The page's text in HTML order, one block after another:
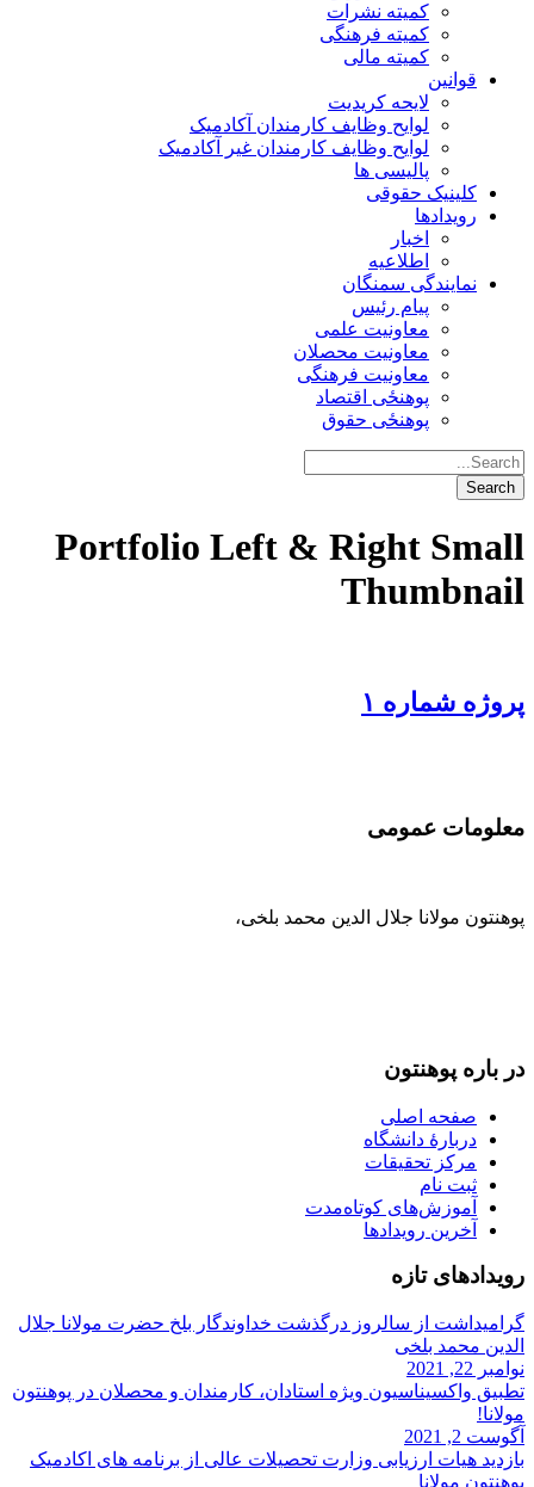
کمیته نشرات
کمیته فرهنگی
کمیته مالی
قوانین
لایحه کریدیت
لوایح وظایف کارمندان آکادمیک
لوایح وظایف کارمندان غیر آکادمیک
پالیسی ها
کلینیک حقوقی
رویدادها
اخبار
اطلاعیه
نمایندگی سمنگان
پیام رئیس
معاونیت علمی
معاونیت محصلان
معاونیت فرهنگی
پوهنځی اقتصاد
پوهنځی حقوق
Portfolio Left & Right Small
Thumbnail
پروژه شماره ۱
معلومات عمومی
پوهنتون مولانا جلال الدین محمد بلخی،
در باره‌ پوهنتون
صفحه اصلی
دربارۀ‌ دانشگاه
مرکز تحقیقات
ثبت نام
آموزش‌های کوتاه‌مدت
آخرین رویدادها
رویداد‌های تازه
گرامیداشت از سالروز درگذشت خداوندگار بلخ حضرت مولانا جلال
الدین محمد بلخی
نوامبر 22, 2021
تطبیق واکسیناسیون ویژه استادان، کارمندان و‌ محصلان در پوهنتون
مولانا!
آگوست 2, 2021
بازدید هیات ارزیابی وزارت تحصیلات عالی از برنامه های اکادمیک
پوهنتون مولانا